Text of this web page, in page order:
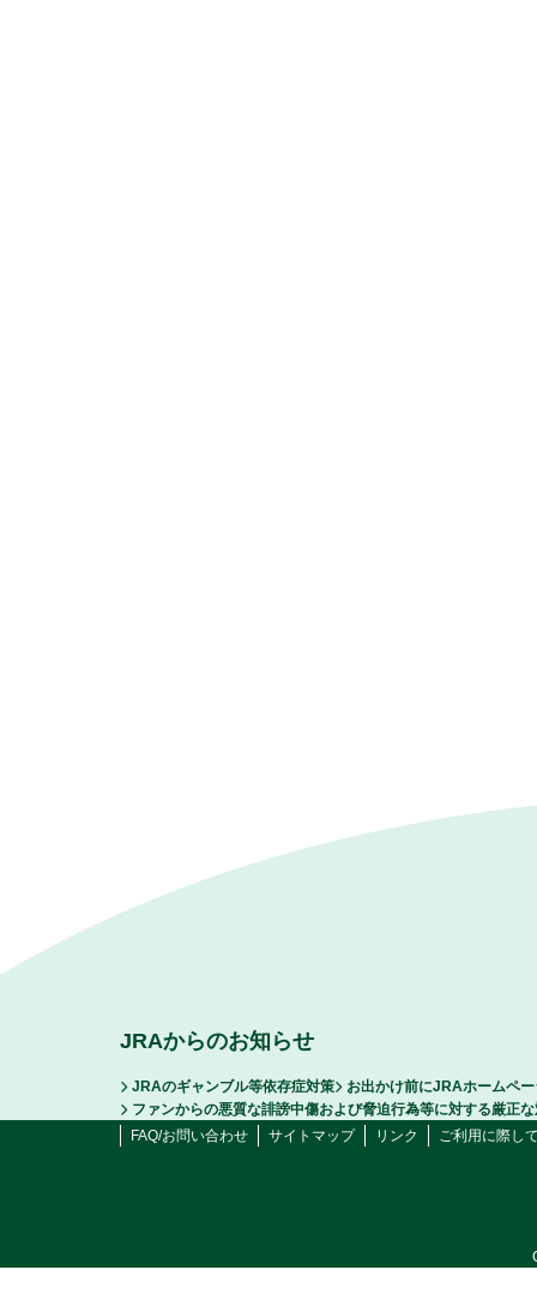
JRAからのお知らせ
JRAのギャンブル等依存症対策
お出かけ前にJRAホームペ
ファンからの悪質な誹謗中傷および脅迫行為等に対する厳正
FAQ/お問い合わせ
サイトマップ リンク ご利用に際し